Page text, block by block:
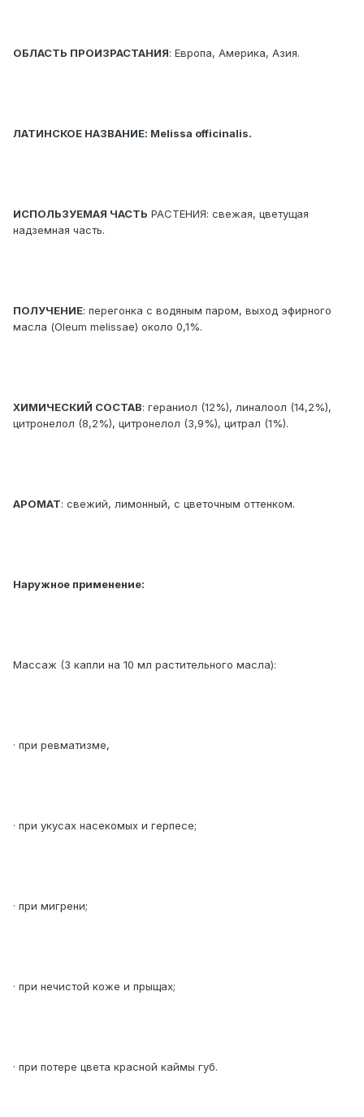
ОБЛАСТЬ ПРОИЗРАСТАНИЯ: Европа, Америка, Азия.
ЛАТИНСКОЕ НАЗВАНИЕ: Melissa officinalis.
ИСПОЛЬЗУЕМАЯ ЧАСТЬ РАСТЕНИЯ: свежая, цветущая
надземная часть.
ПОЛУЧЕНИЕ: перегонка с водяным паром, выход эфирного
масла (Oleum melissae) около 0,1%.
ХИМИЧЕСКИЙ СОСТАВ: гераниол (12%), линалоол (14,2%),
цитронелол (8,2%), цитронелол (3,9%), цитрал (1%).
АРОМАТ: свежий, лимонный, с цветочным оттенком.
Наружное применение:
Массаж (3 капли на 10 мл растительного масла):
· при ревматизме,
· при укусах насекомых и герпесе;
· при мигрени;
· при нечистой коже и прыщах;
· при потере цвета красной каймы губ.